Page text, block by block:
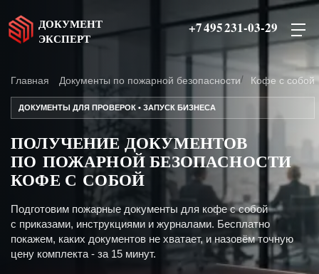
ДОКУМЕНТ
ЭКСПЕРТ
+7 495 231-03-29
Главная Документы по пожарной безопасности Кофе с собой
ДОКУМЕНТЫ ДЛЯ ПРОВЕРОК • ЗАПУСК БИЗНЕСА
ПОЛУЧЕНИЕ ДОКУМЕНТОВ
ПО ПОЖАРНОЙ БЕЗОПАСНОСТИ
КОФЕ С СОБОЙ
Подготовим пожарные документы для кофе с собой
с приказами, инструкциями и журналами. Бесплатно
покажем, каких документов не хватает, и назовём точную
цену комплекта - за 15 минут.